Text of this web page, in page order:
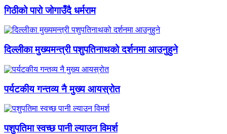
गिठीको पारो जोगाउँदै धर्मराम
दिल्लीका मुख्यमन्त्री पशुपतिनाथको दर्शनमा आउनुहुने
पर्यटकीय गन्तव्य नै मुख्य आयस्रोत
पशुपतिमा स्वच्छ पानी ल्याउन विमर्श